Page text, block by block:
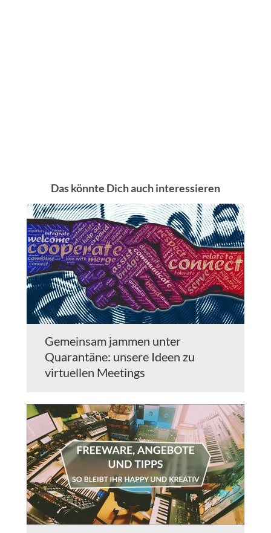
Das könnte Dich auch interessieren
Gemeinsam jammen unter
Quarantäne: unsere Ideen zu
virtuellen Meetings